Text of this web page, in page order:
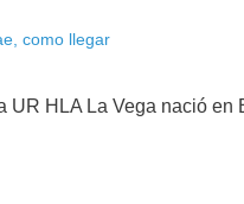
como llegar
UR HLA La Vega nació en